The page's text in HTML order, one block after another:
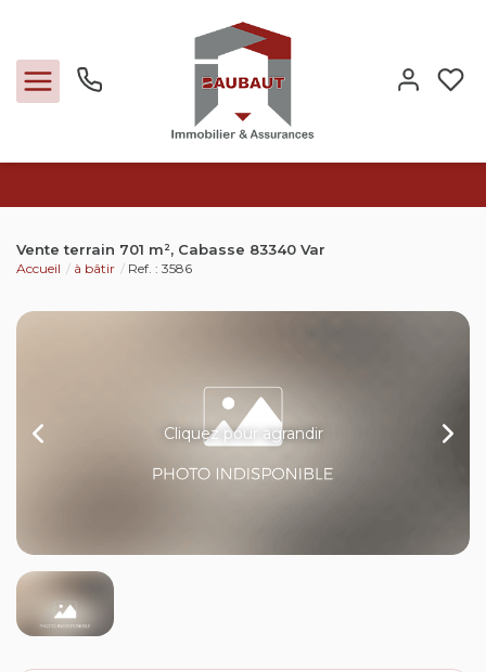
Locations
Extranet
Estimation
Vente terrain 701 m², Cabasse 83340 Var
Accueil à bâtir Ref. : 3586
Cliquez pour agrandir